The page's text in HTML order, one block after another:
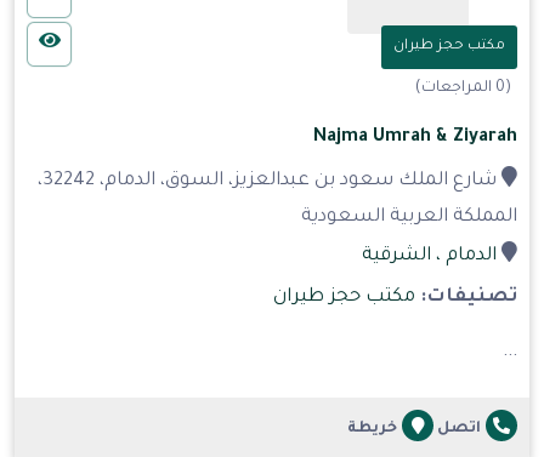
مكتب حجز طيران
(0 المراجعات)
Najma Umrah & Ziyarah
شارع الملك سعود بن عبدالعزيز، السوق، الدمام، 32242،
المملكة العربية السعودية
الدمام ، الشرقية
تصنيفات: مكتب حجز طيران
...
اتصل خريطة